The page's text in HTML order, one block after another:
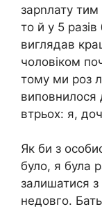
зарnлату
то й у 5
виглядав
чоловіком
тому ми роз
втрьох: я,
Як би з
було, я була
залишатися
недовго.